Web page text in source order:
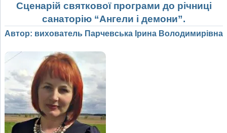
Сценарій святкової програми до річниці
санаторію “Ангели і демони”.
Автор: вихователь Парчевська Ірина Володимирівна